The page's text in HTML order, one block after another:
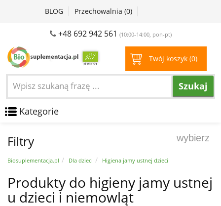
BLOG Przechowalnia (0)
+48 692 942 561 (10:00-14:00, pon-pt)
Twój koszyk (0)
Szukaj
Kategorie
Filtry wybierz
Biosuplementacja.pl Dla dzieci Higiena jamy ustnej dzieci
Produkty do higieny jamy ustnej
u dzieci i niemowląt